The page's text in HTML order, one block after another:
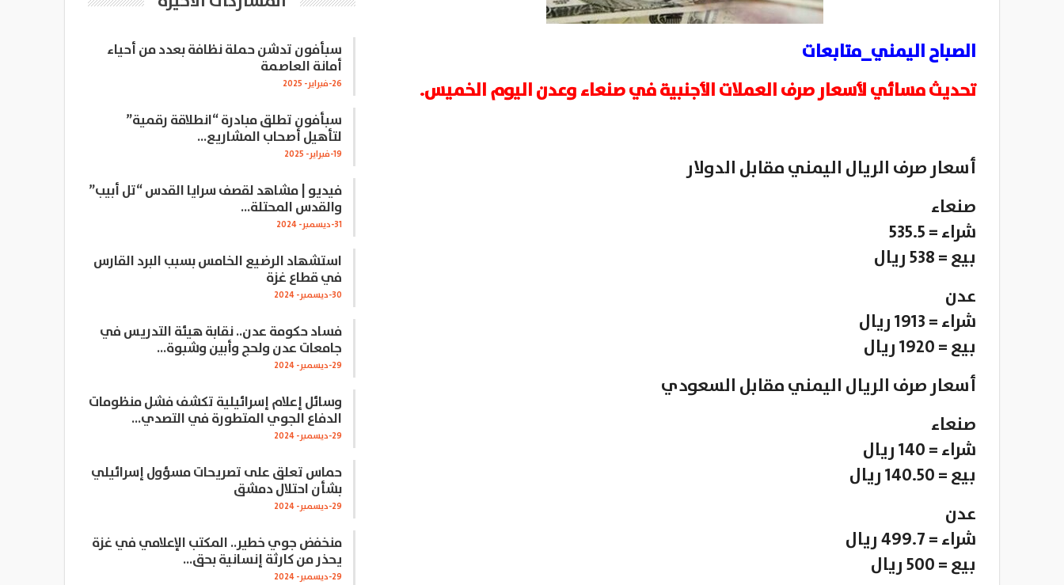
الصباح اليمني_متابعات
تحديث مسائي لأسعار صرف العملات الأجنبية في صنعاء وعدن اليوم الخميس.
أسعار صرف الريال اليمني مقابل الدولار
صنعاء
شراء = 535.5
بيع = 538 ريال
عدن
شراء = 1913 ريال
بيع = 1920 ريال
أسعار صرف الريال اليمني مقابل السعودي
صنعاء
شراء = 140 ريال
بيع = 140.50 ريال
عدن
شراء = 499.7 ريال
بيع = 500 ريال
سبأفون تدشن حملة نظافة بعدد من أحياء
أمانة العاصمة
26-فبراير- 2025
سبأفون تطلق مبادرة “انطلاقة رقمية”
لتأهيل أصحاب المشاريع…
19-فبراير- 2025
فيديو | مشاهد لقصف سرايا القدس “تل أبيب”
والقدس المحتلة…
31-ديسمبر- 2024
استشهاد الرضيع الخامس بسبب البرد القارس
في قطاع غزة
30-ديسمبر- 2024
فساد حكومة عدن.. نقابة هيئة التدريس في
جامعات عدن ولحج وأبين وشبوة…
29-ديسمبر- 2024
وسائل إعلام إسرائيلية تكشف فشل منظومات
الدفاع الجوي المتطورة في التصدي…
29-ديسمبر- 2024
حماس تعلق على تصريحات مسؤول إسرائيلي
بشأن احتلال دمشق
29-ديسمبر- 2024
منخفض جوي خطير.. المكتب الإعلامي في غزة
يحذر من كارثة إنسانية بحق…
29-ديسمبر- 2024